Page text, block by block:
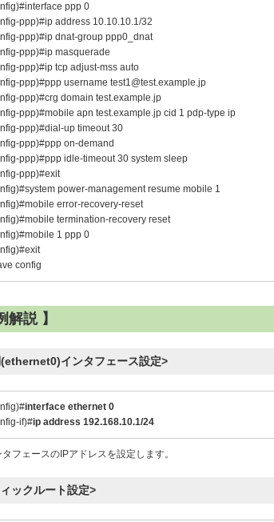
ppp 0
ppp)#ip address 10.10.10.1/32
ppp)#ip dnat-group ppp0_dnat
ppp)#ip masquerade
ppp)#ip tcp adjust-mss auto
ppp)#ppp username test1@test.example.jp
ppp)#crg domain test.example.jp
ppp)#mobile apn test.example.jp cid 1 pdp-type ip
ppp)#dial-up timeout 30
ppp)#ppp on-demand
ppp)#ppp idle-timeout 30 system sleep
ppp)#exit
power-management resume mobile 1
error-recovery-reset
termination-recovery reset
1 ppp 0
config
解説 】
インタフェース設定>
interface ethernet 0
if)#ip address 192.168.10.1/24
フェースのIPアドレスを設定します。
ックルート設定>